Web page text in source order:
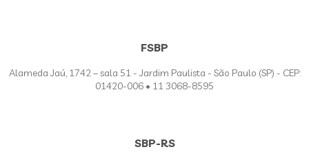
FSBP
Alameda Jaú, 1742 – sala 51 - Jardim Paulista - São Paulo (SP) - CEP:
01420-006 • 11 3068-8595
SBP-RS